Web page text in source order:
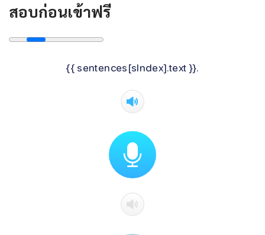
สอบก่อนเข้าฟรี
{{ sentences[sIndex].text }}.